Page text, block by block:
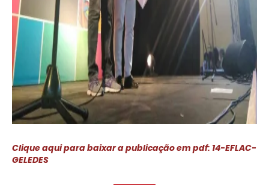
Clique aqui para baixar a publicação em pdf: 14-EFLAC-
GELEDES